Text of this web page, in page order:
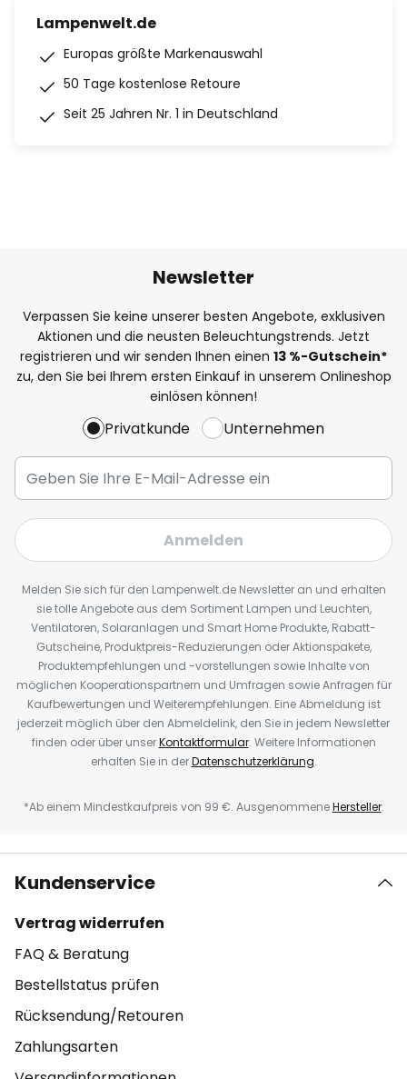
Lampenwelt.de
Europas größte Markenauswahl
50 Tage kostenlose Retoure
Seit 25 Jahren Nr. 1 in Deutschland
Newsletter
Verpassen Sie keine unserer besten Angebote, exklusiven
Aktionen und die neusten Beleuchtungstrends. Jetzt
registrieren und wir senden Ihnen einen 13 %-Gutschein*
zu, den Sie bei Ihrem ersten Einkauf in unserem Onlineshop
einlösen können!
Privatkunde Unternehmen
Anmelden
Melden Sie sich für den Lampenwelt.de Newsletter an und erhalten
sie tolle Angebote aus dem Sortiment Lampen und Leuchten,
Ventilatoren, Solaranlagen und Smart Home Produkte, Rabatt-
Gutscheine, Produktpreis-Reduzierungen oder Aktionspakete,
Produktempfehlungen und -vorstellungen sowie Inhalte von
möglichen Kooperationspartnern und Umfragen sowie Anfragen für
Kaufbewertungen und Weiterempfehlungen. Eine Abmeldung ist
jederzeit möglich über den Abmeldelink, den Sie in jedem Newsletter
finden oder über unserKontaktformular. Weitere Informationen
erhalten Sie in derDatenschutzerklärung.
*Ab einem Mindestkaufpreis von 99 €. AusgenommeneHersteller.
Kundenservice
Vertrag widerrufen
FAQ & Beratung
Bestellstatus prüfen
Rücksendung/Retouren
Zahlungsarten